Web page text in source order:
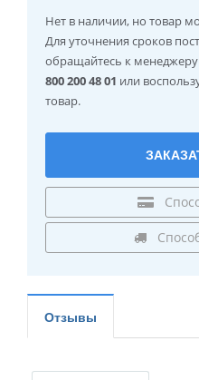
Нет в наличии, но товар
Для уточнения сроков
обращайтесь к
800 200 48 01 или
товар.
Отзывы